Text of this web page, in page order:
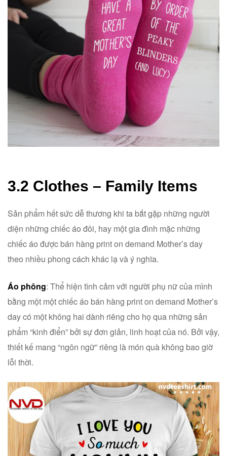
3.2 Clothes – Family Items
Sản phẩm hết sức dễ thương khi ta bắt gặp những người
diện những chiếc áo đôi, hay một gia đình mặc những
chiếc áo được bán hàng print on demand Mother’s day
theo nhiều phong cách khác lạ và ý nghĩa.
Áo phông: Thể hiện tình cảm với người phụ nữ của mình
bằng một một chiếc áo bán hàng print on demand Mother’s
day có một không hai dành riêng cho họ qua những sản
phẩm “kinh điển” bởi sự đơn giản, linh hoạt của nó. Bởi vậy,
thiết kế mang “ngôn ngữ” riêng là món quà không bao giờ
lỗi thời.